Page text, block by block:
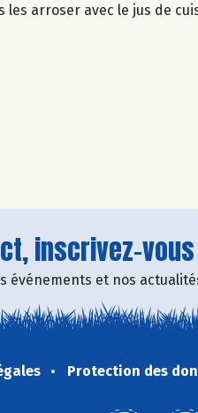
les arroser avec le jus de
inscrivez-
événements et nos
Protection des